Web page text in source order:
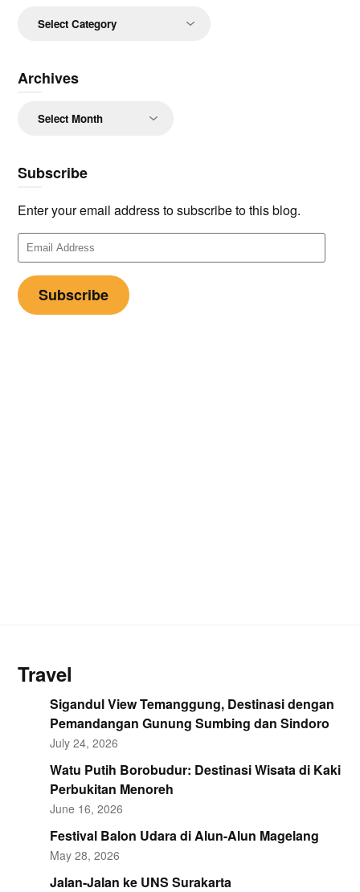
Archives
Subscribe
Enter your email address to subscribe to this blog.
Email
Address
Subscribe
Travel
Sigandul View Temanggung, Destinasi dengan
Pemandangan Gunung Sumbing dan Sindoro
July 24, 2026
Watu Putih Borobudur: Destinasi Wisata di Kaki
Perbukitan Menoreh
June 16, 2026
Festival Balon Udara di Alun-Alun Magelang
May 28, 2026
Jalan-Jalan ke UNS Surakarta